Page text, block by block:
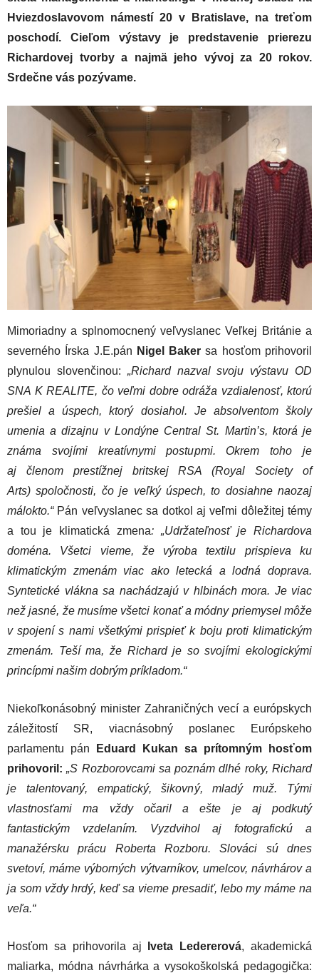
Hviezdoslavovom námestí 20 v Bratislave, na treťom
poschodí. Cieľom výstavy je predstavenie prierezu
Richardovej tvorby a najmä jeho vývoj za 20 rokov.
Srdečne vás pozývame.
Mimoriadny a splnomocnený veľvyslanec Veľkej Británie a
severného Írska J.E.pán Nigel Bakersa hosťom prihovoril
plynulou slovenčinou: „Richard nazval svoju výstavu OD
SNA K REALITE, čo veľmi dobre odráža vzdialenosť, ktorú
prešiel a úspech, ktorý dosiahol. Je absolventom školy
umenia a dizajnu v Londýne Central St. Martin’s, ktorá je
známa svojími kreatívnymi postupmi. Okrem toho je
aj členom prestížnej britskej RSA (Royal Society of
Arts) spoločnosti, čo je veľký úspech, to dosiahne naozaj
málokto.“ Pán veľvyslanec sa dotkol aj veľmi dôležitej témy
a tou je klimatická zmena: „Udržateľnosť je Richardova
doména. Všetci vieme, že výroba textilu prispieva ku
klimatickým zmenám viac ako letecká a lodná doprava.
Syntetické vlákna sa nachádzajú v hlbinách mora. Je viac
než jasné, že musíme všetci konať a módny priemysel môže
v spojení s nami všetkými prispieť k boju proti klimatickým
zmenám. Teší ma, že Richard je so svojími ekologickými
princípmi našim dobrým príkladom.“
Niekoľkonásobný minister Zahraničných vecí a európskych
záležitostí SR, viacnásobný poslanec Európskeho
parlamentu pán
Eduard Kukan sa prítomným hosťom
prihovoril:„S Rozborovcami sa poznám dlhé roky, Richard
je talentovaný, empatický, šikovný, mladý muž. Tými
vlastnosťami ma vždy očaril a ešte je aj podkutý
fantastickým vzdelaním. Vyzdvihol aj fotografickú a
manažérsku prácu Roberta Rozboru. Slováci sú dnes
svetoví, máme výborných výtvarníkov, umelcov, návrhárov a
ja som vždy hrdý, keď sa vieme presadiť, lebo my máme na
veľa.“
Hosťom sa prihovorila aj Iveta Ledererová, akademická
maliarka, módna návrhárka a vysokoškolská pedagogička: